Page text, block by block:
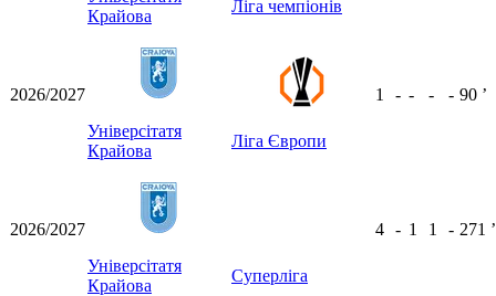
Крайова
Ліга чемпіонів
2026/2027
Універсітатя
Крайова
Ліга Європи
1 - - - - 90 ʼ
2026/2027
Універсітатя
Крайова
Суперліга
4 - 1 1 - 271 ʼ